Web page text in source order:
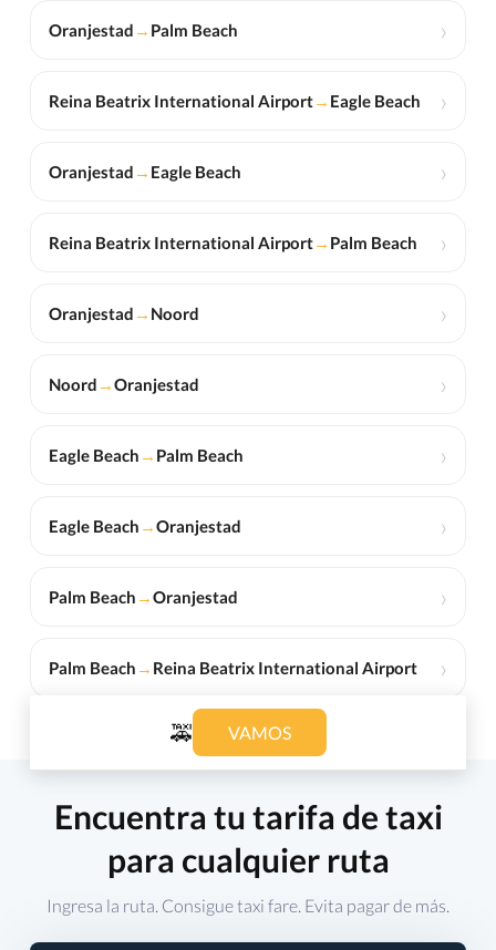
Oranjestad → Palm Beach ›
Reina Beatrix International Airport→ Eagle Beach ›
Oranjestad → Eagle Beach ›
Reina Beatrix International Airport→ Palm Beach ›
Oranjestad → Noord ›
Noord →Oranjestad ›
Eagle Beach → Palm Beach ›
Eagle Beach →Oranjestad ›
Palm Beach →Oranjestad ›
Palm Beach → Reina Beatrix International Airport ›
Encuentra tu tarifa de taxi
para cualquier ruta
Ingresa la ruta. Consigue taxi fare. Evita pagar de más.
🚕 VAMOS